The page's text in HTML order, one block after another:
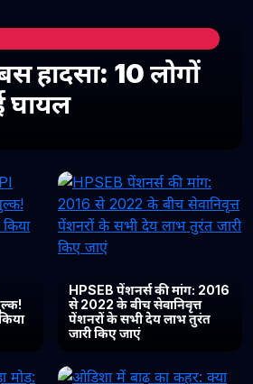
हादसा: 10 लोगों
घायल
HPSEB पेंशनर्स की मांग: 2016
से 2022 के बीच सेवानिवृत्त
पेंशनरों के सभी देय लाभ तुरंत
जारी किए जाएं